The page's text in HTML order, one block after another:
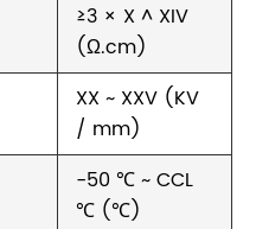
≥3 × X ^ XIV
(Ω.cm)
XX ~ XXV (KV
/ mm)
-50 ℃ ~ CCL
℃ (℃)